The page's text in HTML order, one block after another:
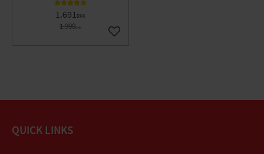
1.691DKK
1.900DKK
Gem som favorit
QUICK LINKS